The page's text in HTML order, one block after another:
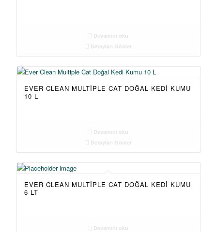
Devamını oku
Detayları Göster
EVER CLEAN MULTIPLE CAT DOĞAL KEDI KUMU
10 L
Devamını oku
Detayları Göster
EVER CLEAN MULTIPLE CAT DOĞAL KEDI KUMU
6 LT
Devamını oku